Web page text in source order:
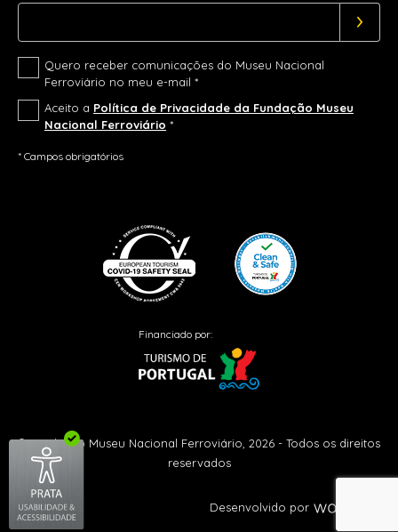
Quero receber comunicações do Museu Nacional
Ferroviário no meu e-mail *
Aceito a Política de Privacidade da Fundação Museu
Nacional Ferroviário *
* Campos obrigatórios
Financiado por:
© Fundação Museu Nacional Ferroviário, 2026 - Todos os direitos
reservados
Desenvolvido por